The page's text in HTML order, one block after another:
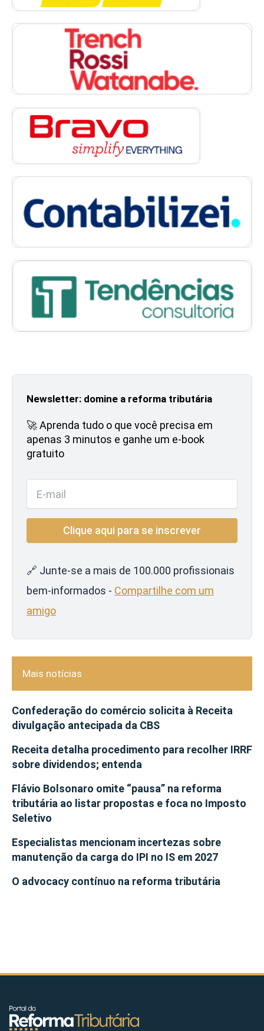
Newsletter: domine a reforma tributária
🚀 Aprenda tudo o que você precisa em
apenas 3 minutos e ganhe um e-book
gratuito
🔗 Junte-se a mais de 100.000 profissionais
bem-informados - Compartilhe com um
amigo
Mais notícias
Confederação do comércio solicita à Receita
divulgação antecipada da CBS
Receita detalha procedimento para recolher IRRF
sobre dividendos; entenda
Flávio Bolsonaro omite “pausa” na reforma
tributária ao listar propostas e foca no Imposto
Seletivo
Especialistas mencionam incertezas sobre
manutenção da carga do IPI no IS em 2027
O advocacy contínuo na reforma tributária